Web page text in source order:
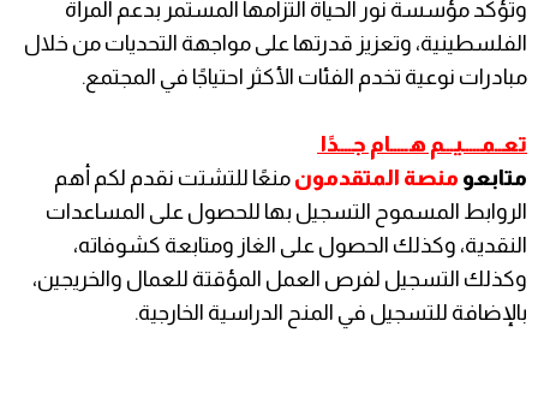
وتؤكد مؤسسة نور الحياة التزامها المستمر بدعم المرأة
الفلسطينية، وتعزيز قدرتها على مواجهة التحديات من خلال
مبادرات نوعية تخدم الفئات الأكثر احتياجًا في المجتمع.
تعــمـــــيـــم هـــــام جــــدًا
متابعو منصة المتقدمون منعًا للتشتت نقدم لكم أهم
الروابط المسموح التسجيل بها للحصول على المساعدات
النقدية، وكذلك الحصول على الغاز ومتابعة كشوفاته،
وكذلك التسجيل لفرص العمل المؤقتة للعمال والخريجين،
بالإضافة للتسجيل في المنح الدراسية الخارجية.